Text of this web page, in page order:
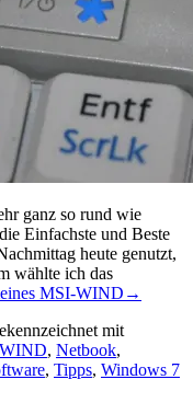
ganz so rund wie
Einfachste und Beste
heute genutzt,
wählte ich das
MSI-WIND →
mit
, Netbook,
, Tipps, Windows 7